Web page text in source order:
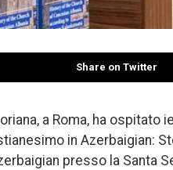
Share on Twitter
a Roma, ha ospitato
in Azerbaigian:
presso la Santa